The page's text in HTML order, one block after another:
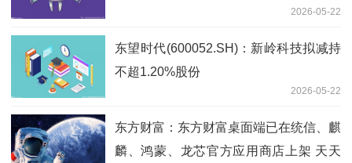
2026-05-22
东望时代(600052.SH)：新岭科技拟减持
不超1.20%股份
2026-05-22
东方财富：东方财富桌面端已在统信、麒
麟、鸿蒙、龙芯官方应用商店上架 天天